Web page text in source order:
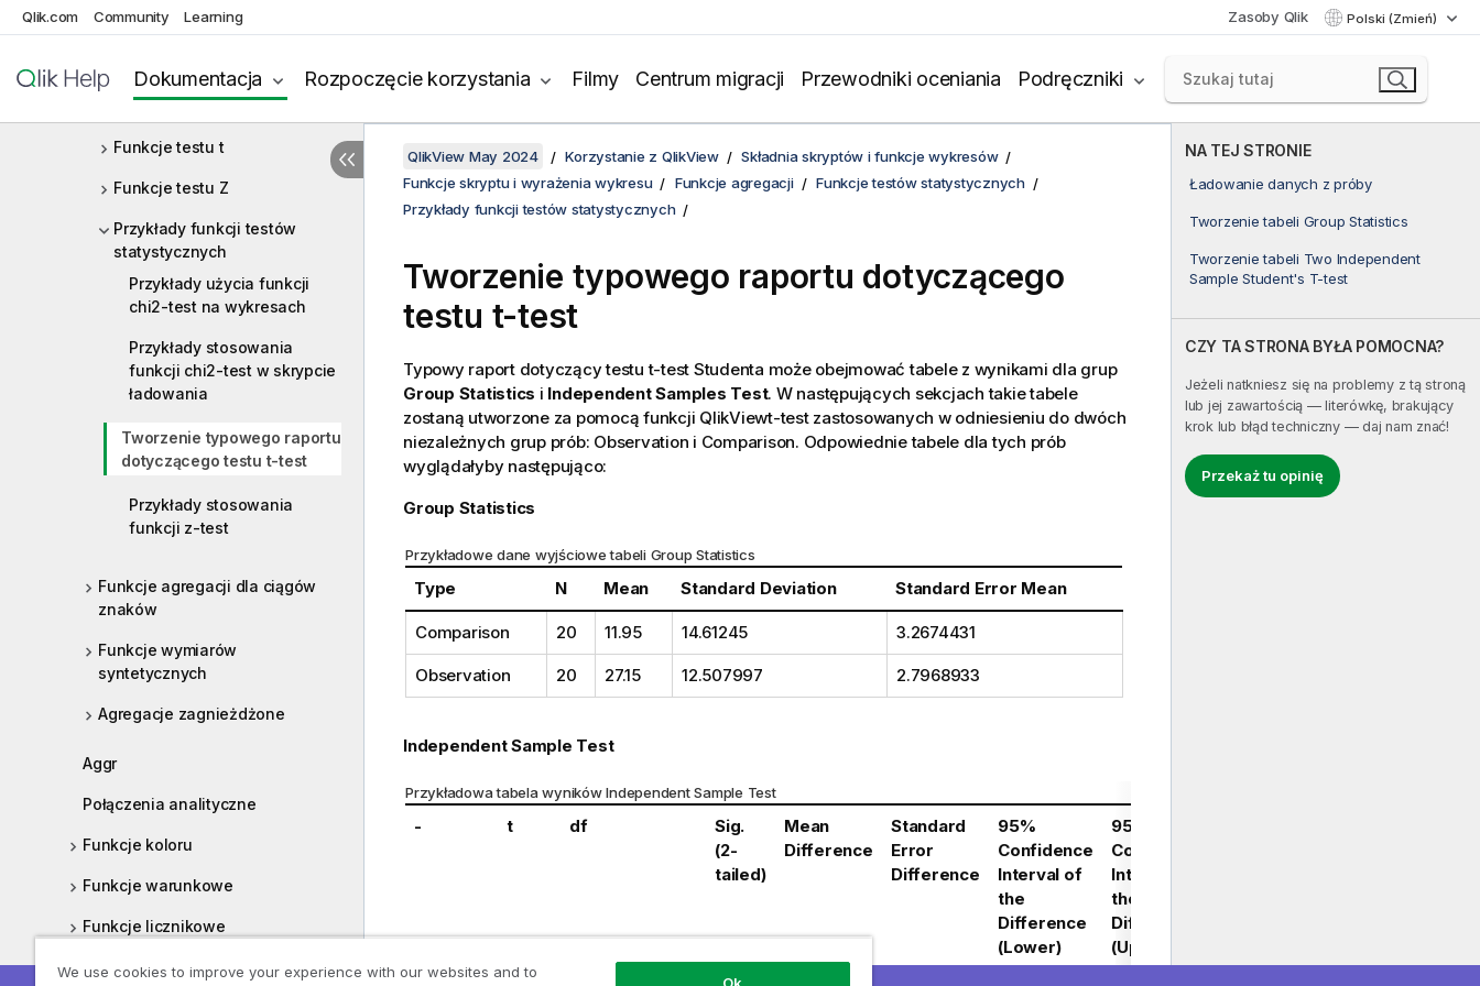
Qlik.com Community Learning Zasoby Qlik Polski (Zmień)
Dokumentacja Rozpoczęcie korzystania Filmy Centrum migracji Przewodniki oceniania Podręczniki
Statystyczne funkcje agregacji
Funkcje testów statystycznych
Funkcje testu Chi-kwadrat
Funkcje testu t
Funkcje testu Z
Przykłady funkcji testów
statystycznych
Przykłady użycia funkcji
chi2-test na wykresach
Przykłady stosowania
funkcji chi2-test w skrypcie
ładowania
Tworzenie typowego raportu
dotyczącego testu t-test
Przykłady stosowania
funkcji z-test
Funkcje agregacji dla ciągów
znaków
Funkcje wymiarów
syntetycznych
Agregacje zagnieżdżone
Aggr
Połączenia analityczne
Funkcje koloru
Funkcje warunkowe
Funkcje licznikowe
Funkcje daty i czasu
NA TEJ STRONIE
Ładowanie danych z próby
Tworzenie tabeli Group Statistics
Tworzenie tabeli Two Independent
Sample Student's T-test
CZY TA STRONA BYŁA POMOCNA?
Jeżeli natkniesz się na problemy z tą stroną
lub jej zawartością — literówkę, brakujący
krok lub błąd techniczny — daj nam znać!
Przekaż tu opinię
QlikView May 2024 Korzystanie z QlikView
Składnia skryptów i funkcje wykresów
Funkcje skryptu i wyrażenia wykresu
Funkcje agregacji
Funkcje testów statystycznych
Przykłady funkcji testów statystycznych
Tworzenie typowego raportu dotyczącego
testu t-test
Typowy raport dotyczący testut-test Studenta może obejmować tabele z wynikami dla grup
Group Statistics i Independent Samples Test. W następujących sekcjach takie tabele
zostaną utworzone za pomocą funkcji QlikViewt-testzastosowanych w odniesieniu do dwóch
niezależnych grup prób: Observation i Comparison. Odpowiednie tabele dla tych prób
wyglądałyby następująco:
Group Statistics
Przykładowe dane wyjściowe tabeli Group Statistics
Type N Mean Standard Deviation Standard Error Mean
Comparison 20 11.95 14.61245 3.2674431
Observation 20 27.15 12.507997 2.7968933
Independent Sample Test
Przykładowa tabela wyników Independent Sample Test
- t df
Sig.
(2-
tailed)
Mean
Difference
Standard
Error
Difference
95%
Confidence
Interval of
the
Difference
(Lower)
95%
Confidence
Interval of
the
Difference
(Upper)
We use cookies to improve your experience with our websites and to